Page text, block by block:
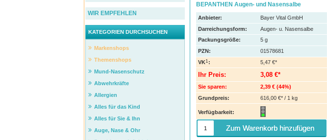
BEPANTHEN Augen- und Nasensalbe
Anbieter:
Bayer Vital GmbH
Darreichungsform:
Augen- u. Nasensalbe
Packungsgröße:
5 g
PZN:
01578681
VK1: 5,47 €*
Ihr Preis: 3,08 €*
Sie sparen: 2,39 € (44%)
Grundpreis:
616,00 €* / 1 kg
Verfügbarkeit:
Zum Warenkorb hinzufügen
WIR EMPFEHLEN
KATEGORIEN DURCHSUCHEN
Markenshops
Themenshops
Mund-Nasenschutz
Abwehrkräfte
Allergien
Alles für das Kind
Alles für Sie & Ihn
Auge, Nase & Ohr